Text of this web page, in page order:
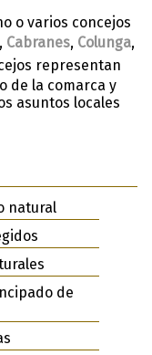
o varios concejos
, Cabranes, Colunga,
representan
de la comarca y
asuntos locales
natural
de